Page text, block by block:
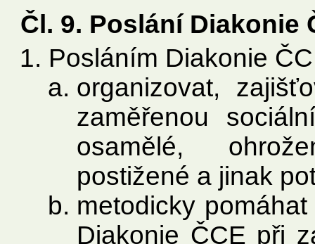
Čl. 9. Poslání Diakonie
Posláním Diakonie
organizovat,
zaměřenou
osamělé,
postižené a jinak
metodicky
Diakonie ČCE při